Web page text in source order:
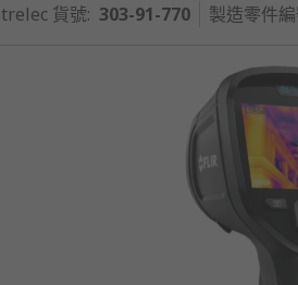
貨號: 303-91-770 製造零件